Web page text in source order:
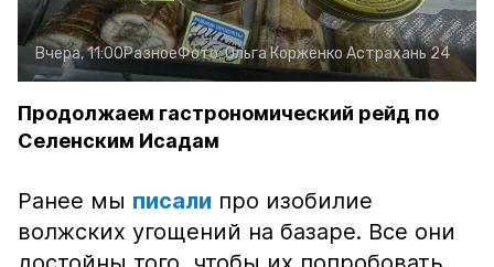
Вчера, 11:00РазноеФото:Ольга Корженко Астрахань 24
Продолжаем гастрономический рейд по
Селенским Исадам
Ранее мы писали про изобилие
волжских угощений на базаре. Все они